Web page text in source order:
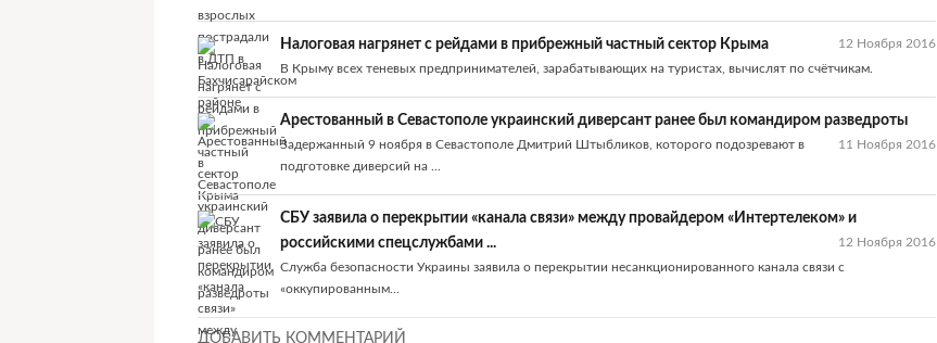
Налоговая нагрянет с рейдами в прибрежный частный сектор Крыма
12 Ноября 2016
В Крыму всех теневых предпринимателей, зарабатывающих на туристах, вычислят по счётчикам.
Арестованный в Севастополе украинский диверсант ранее был командиром разведроты
11 Ноября 2016
Задержанный 9 ноября в Севастополе Дмитрий Штыбликов, которого подозревают в
подготовке диверсий на ...
СБУ заявила о перекрытии «канала связи» между провайдером «Интертелеком» и
российскими спецслужбами ...
12 Ноября 2016
Служба безопасности Украины заявила о перекрытии несанкционированного канала связи с
«оккупированным...
ДОБАВИТЬ КОММЕНТАРИЙ